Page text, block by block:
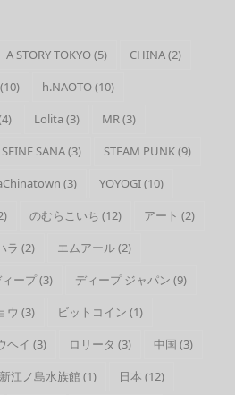
A STORY TOKYO(5) CHINA(2)
(10) h.NAOTO(10)
Lolita (3) MR(3)
SEINE SANA(3) STEAM PUNK(9)
(3) YOYOGI(10)
のむらこいち (12) アート (2)
ラ (2) エムアール(2)
ープ(3) ディープ ジャパン (9)
ウ (3) ビットコイン (1)
ヘイ (3) ロリータ (3) 中国 (3)
新江ノ島水族館(1) 日本 (12)